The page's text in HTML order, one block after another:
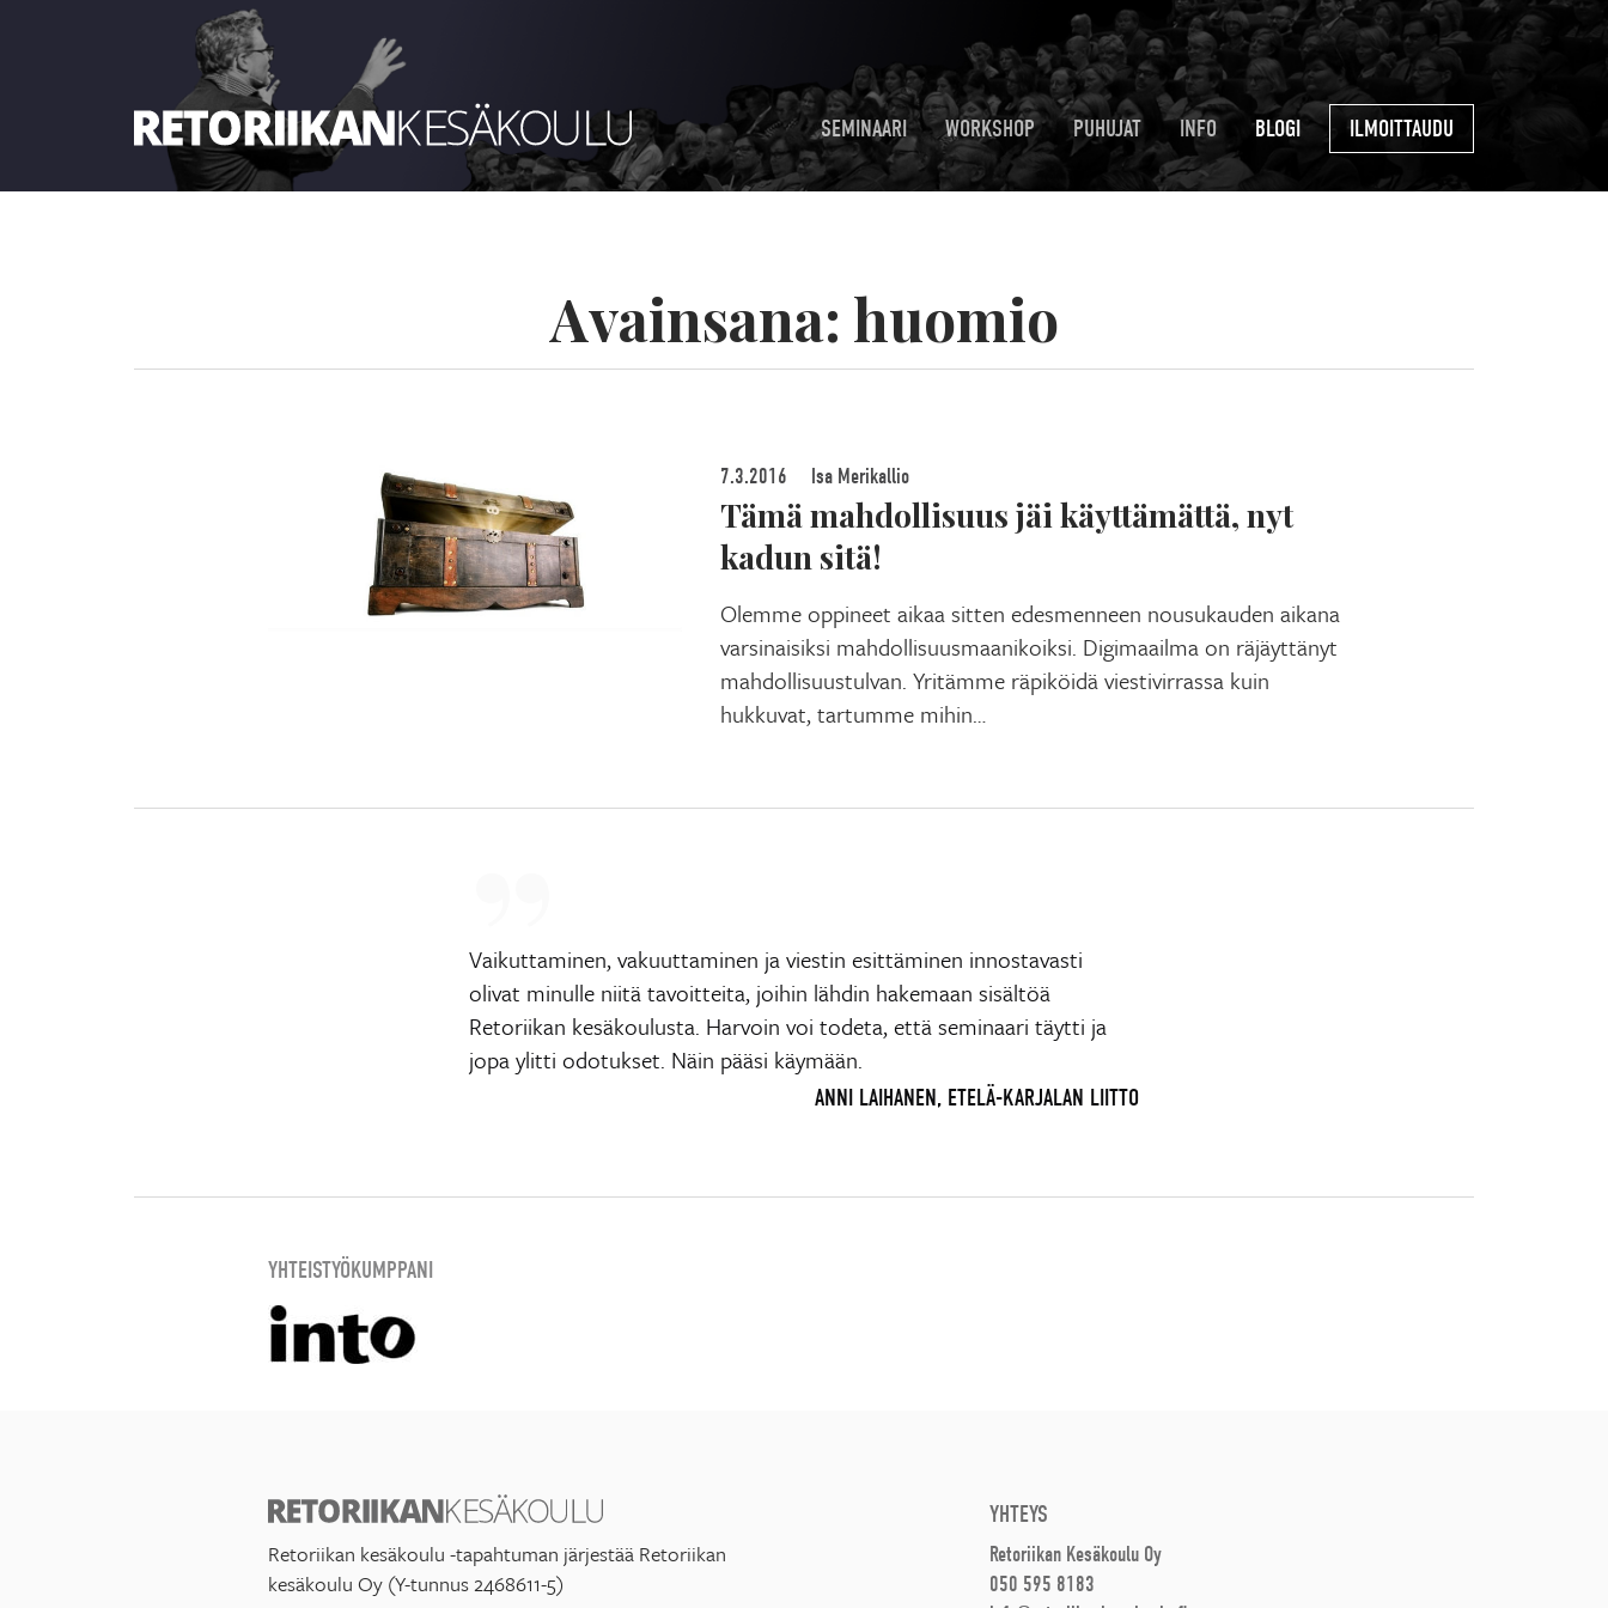
SEMINAARI WORKSHOP PUHUJAT INFO BLOGI ILMOITTAUDU
Avainsana: huomio
7.3.2016 Isa Merikallio
Tämä mahdollisuus jäi käyttämättä, nyt
kadun sitä!
Olemme oppineet aikaa sitten edesmenneen nousukauden aikana
varsinaisiksi mahdollisuusmaanikoiksi. Digimaailma on räjäyttänyt
mahdollisuustulvan. Yritämme räpiköidä viestivirrassa kuin
hukkuvat, tartumme mihin…
Vaikuttaminen, vakuuttaminen ja viestin esittäminen innostavasti
olivat minulle niitä tavoitteita, joihin lähdin hakemaan sisältöä
Retoriikan kesäkoulusta. Harvoin voi todeta, että seminaari täytti ja
jopa ylitti odotukset. Näin pääsi käymään.
ANNI LAIHANEN, ETELÄ-KARJALAN LIITTO
YHTEISTYÖKUMPPANI
Retoriikan kesäkoulu -tapahtuman järjestää Retoriikan
kesäkoulu Oy (Y-tunnus 2468611-5)
YHTEYS
Retoriikan Kesäkoulu Oy
050 595 8183